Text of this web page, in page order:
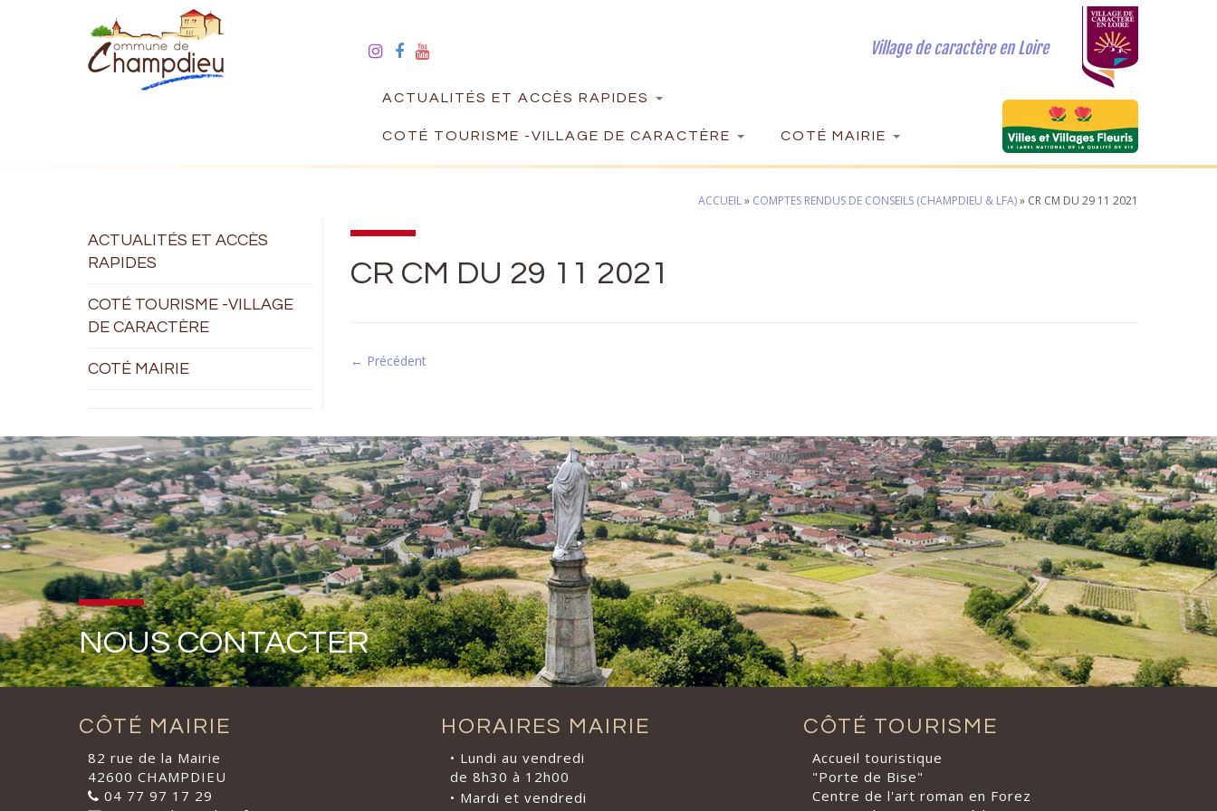
Village de caractère en Loire
ACTUALITÉS ET ACCÈS RAPIDES
COTÉ TOURISME -VILLAGE DE CARACTÈRE COTÉ MAIRIE
ACCUEIL» COMPTES RENDUS DE CONSEILS (CHAMPDIEU & LFA)» CR CM DU 29 11 2021
ACTUALITÉS ET ACCÈS
RAPIDES
COTÉ TOURISME -VILLAGE
DE CARACTÈRE
COTÉ MAIRIE
CR CM DU 29 11 2021
← Précédent
NOUS CONTACTER
CÔTÉ MAIRIE
82 rue de la Mairie
42600 CHAMPDIEU
04 77 97 17 29
HORAIRES MAIRIE
• Lundi au vendredi
de 8h30 à 12h00
• Mardi et vendredi
CÔTÉ TOURISME
Accueil touristique
"Porte de Bise"
Centre de l'art roman en Forez